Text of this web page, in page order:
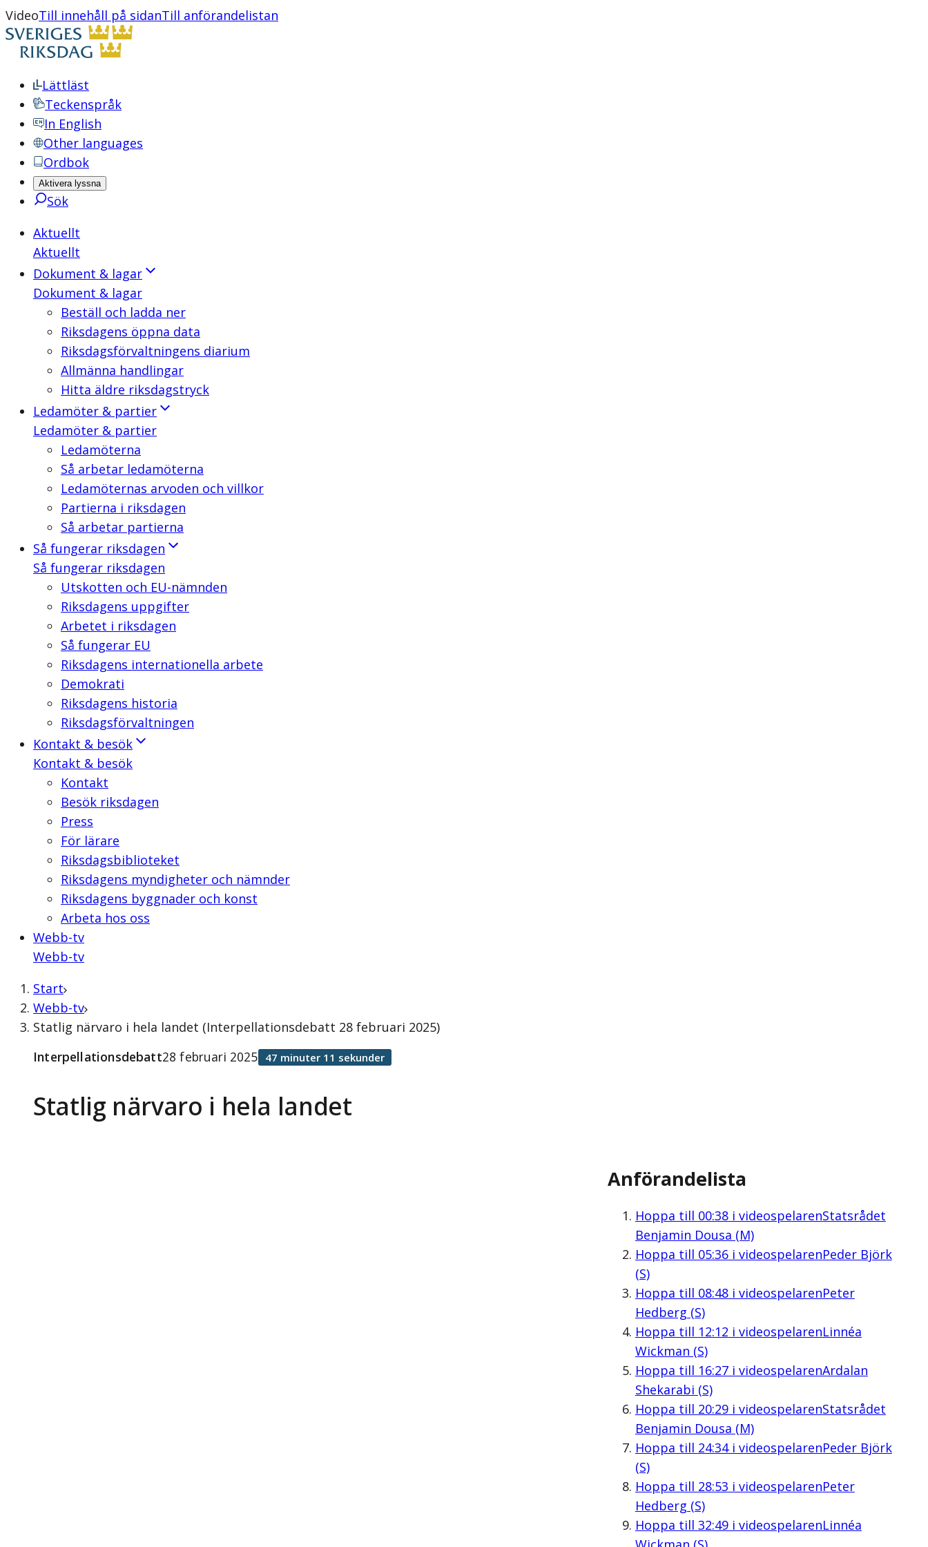
VideoTill innehåll på sidanTill anförandelistan
Lättläst
Teckenspråk
In English
Other languages
Ordbok
Aktivera lyssna
Sök
Aktuellt
Aktuellt
Dokument & lagar
Dokument & lagar
Beställ och ladda ner
Riksdagens öppna data
Riksdagsförvaltningens diarium
Allmänna handlingar
Hitta äldre riksdagstryck
Ledamöter & partier
Ledamöter & partier
Ledamöterna
Så arbetar ledamöterna
Ledamöternas arvoden och villkor
Partierna i riksdagen
Så arbetar partierna
Så fungerar riksdagen
Så fungerar riksdagen
Utskotten och EU-nämnden
Riksdagens uppgifter
Arbetet i riksdagen
Så fungerar EU
Riksdagens internationella arbete
Demokrati
Riksdagens historia
Riksdagsförvaltningen
Kontakt & besök
Kontakt & besök
Kontakt
Besök riksdagen
Press
För lärare
Riksdagsbiblioteket
Riksdagens myndigheter och nämnder
Riksdagens byggnader och konst
Arbeta hos oss
Webb-tv
Webb-tv
Start
Webb-tv
Statlig närvaro i hela landet (Interpellationsdebatt 28 februari 2025)
Statlig närvaro i hela landet
Interpellationsdebatt28 februari 2025 47 minuter 11 sekunder
Anförandelista
Hoppa till 00:38i videospelarenStatsrådet
Benjamin Dousa (M)
Hoppa till 05:36i videospelarenPeder Björk
(S)
Hoppa till 08:48i videospelarenPeter
Hedberg (S)
Hoppa till 12:12 i videospelarenLinnéa
Wickman (S)
Hoppa till 16:27i videospelarenArdalan
Shekarabi (S)
Hoppa till 20:29i videospelarenStatsrådet
Benjamin Dousa (M)
Hoppa till 24:34i videospelarenPeder Björk
(S)
Hoppa till 28:53 i videospelarenPeter
Hedberg (S)
Hoppa till 32:49i videospelarenLinnéa